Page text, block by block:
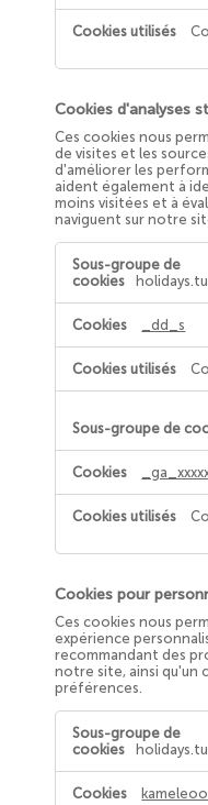
Cookies d'analyses
Ces cookies nous
de visites et les
d'améliorer les
aident également à
moins visitées et à
naviguent sur notre
Cookies
d'analyses
statistiques
_dd_s
Cookies pour
Ces cookies nous
expérience
recommandant des
notre site, ainsi qu'un
préférences.
Cookies
pour
personnaliser
votre
expérience